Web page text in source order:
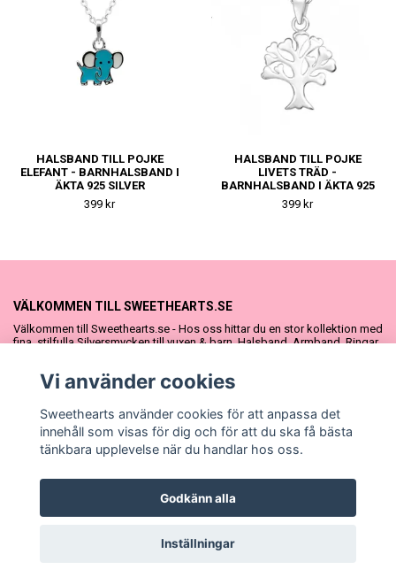
HALSBAND TILL POJKE
ELEFANT - BARNHALSBAND I
ÄKTA 925 SILVER
399 kr
HALSBAND TILL POJKE
LIVETS TRÄD -
BARNHALSBAND I ÄKTA 925
SILVER
399 kr
VÄLKOMMEN TILL SWEETHEARTS.SE
Välkommen till Sweethearts.se - Hos oss hittar du en stor kollektion med
fina, stilfulla Silversmycken till vuxen & barn. Halsband, Armband, Ringar
vår söta Sweethearts kolllektion med barnsmycken, tyllkjolar &
© Copyright Sweethearts.se
Vi använder cookies
Sweethearts använder cookies för att anpassa det
innehåll som visas för dig och för att du ska få bästa
tänkbara upplevelse när du handlar hos oss.
Godkänn alla
Inställningar